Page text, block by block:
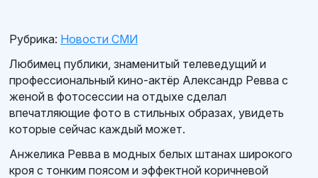
Рубрика: Новости СМИ
Любимец публики, знаменитый телеведущий и
профессиональный кино-актёр Александр Ревва с
женой в фотосессии на отдыхе сделал
впечатляющие фото в стильных образах, увидеть
которые сейчас каждый может.
Анжелика Ревва в модных белых штанах широкого
кроя с тонким поясом и эффектной коричневой